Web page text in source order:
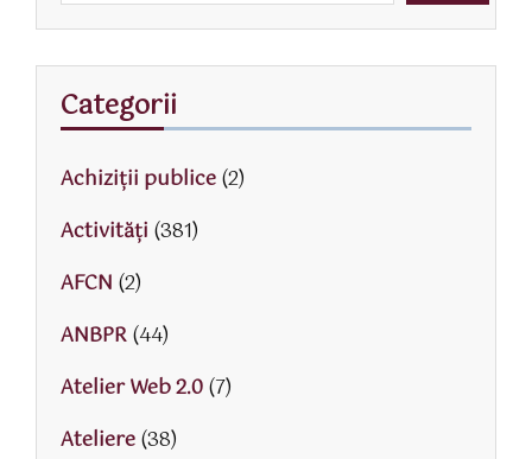
Categorii
Achiziții publice(2)
Activităţi (381)
AFCN (2)
ANBPR(44)
Atelier Web 2.0(7)
Ateliere(38)